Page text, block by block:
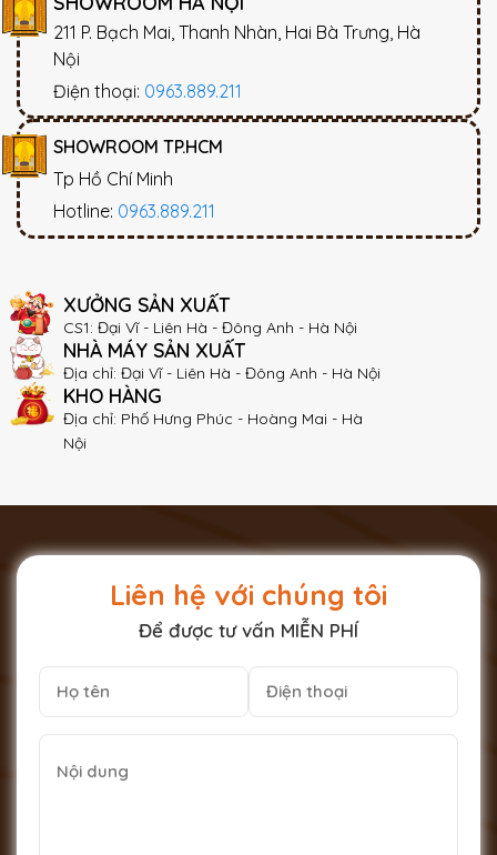
211 P. Bạch Mai, Thanh Nhàn, Hai Bà Trưng, Hà
Nội
Điện thoại: 0963.889.211
SHOWROOM TP.HCM
Tp Hồ Chí Minh
Hotline: 0963.889.211
XƯỞNG SẢN XUẤT
CS1: Đại Vĩ - Liên Hà - Đông Anh - Hà Nội
NHÀ MÁY SẢN XUẤT
Địa chỉ: Đại Vĩ - Liên Hà - Đông Anh - Hà Nội
KHO HÀNG
Địa chỉ: Phố Hưng Phúc - Hoàng Mai - Hà
Nội
Liên hệ với chúng tôi
Để được tư vấn MIỄN PHÍ